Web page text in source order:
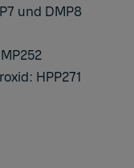
und DMP8
HPP271